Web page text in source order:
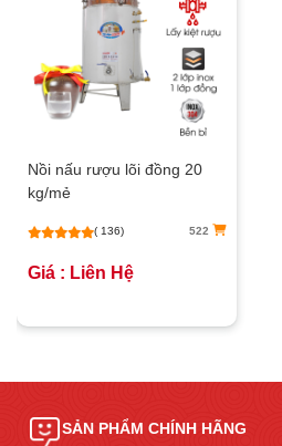
Nồi nấu rượu lõi đồng 20
kg/mẻ
( 136) 522
Giá : Liên Hệ
SẢN PHẨM CHÍNH HÃNG